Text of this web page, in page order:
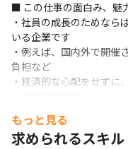
■ この仕事の面白み、魅
・社員の成長のためなら
いる企業です
・例えば、国内外で開催
負担など
・経済的な心配をせずに
もっと見る
求められるスキ